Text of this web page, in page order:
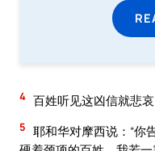
4 百姓听见这凶信就悲
5 耶和华对摩西说：“你